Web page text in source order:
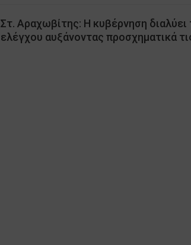
Στ. Αραχωβίτης: Η κυβέρνηση διαλύει
ελέγχου αυξάνοντας προσχηματικά